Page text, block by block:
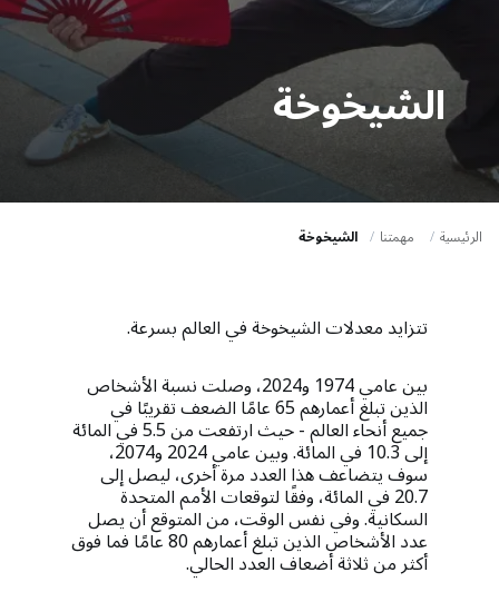
n
الشيخوخة
الرئيسية مهمتنا الشيخوخة
تتزايد معدلات الشيخوخة في العالم بسرعة.
بين عامي 1974 و2024، وصلت نسبة الأشخاص
الذين تبلغ أعمارهم 65 عامًا الضعف تقريبًا في
جميع أنحاء العالم - حيث ارتفعت من 5.5 في المائة
إلى 10.3 في المائة. وبين عامي 2024 و2074،
سوف يتضاعف هذا العدد مرة أخرى، ليصل إلى
20.7 في المائة، وفقًا لتوقعات الأمم المتحدة
السكانية. وفي نفس الوقت، من المتوقع أن يصل
عدد الأشخاص الذين تبلغ أعمارهم 80 عامًا فما فوق
أكثر من ثلاثة أضعاف العدد الحالي.